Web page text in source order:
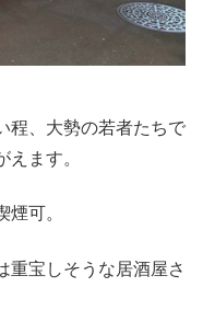
程、大勢の若者たちで
ます。
可。
重宝しそうな居酒屋さ